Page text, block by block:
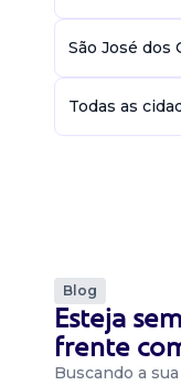
São José dos
Todas as
Blog
Esteja
frente
Buscando a